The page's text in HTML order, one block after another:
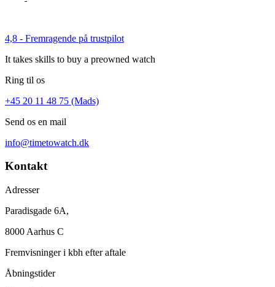
4,8 - Fremragende på trustpilot
It takes skills to buy a preowned watch
Ring til os
+45 20 11 48 75 (Mads)
Send os en mail
info@timetowatch.dk
Kontakt
Adresser
Paradisgade 6A,
8000 Aarhus C
Fremvisninger i kbh efter aftale
Åbningstider